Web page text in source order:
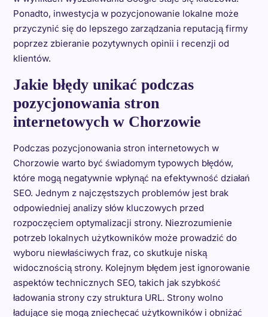
Ponadto, inwestycja w pozycjonowanie lokalne może
przyczynić się do lepszego zarządzania reputacją firmy
poprzez zbieranie pozytywnych opinii i recenzji od
klientów.
Jakie błędy unikać podczas
pozycjonowania stron
internetowych w Chorzowie
Podczas pozycjonowania stron internetowych w
Chorzowie warto być świadomym typowych błędów,
które mogą negatywnie wpłynąć na efektywność działań
SEO. Jednym z najczęstszych problemów jest brak
odpowiedniej analizy słów kluczowych przed
rozpoczęciem optymalizacji strony. Niezrozumienie
potrzeb lokalnych użytkowników może prowadzić do
wyboru niewłaściwych fraz, co skutkuje niską
widocznością strony. Kolejnym błędem jest ignorowanie
aspektów technicznych SEO, takich jak szybkość
ładowania strony czy struktura URL. Strony wolno
ładujące się mogą zniechęcać użytkowników i obniżać